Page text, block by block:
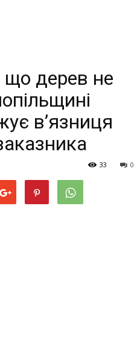
що дерев не
в’язниця
0
33